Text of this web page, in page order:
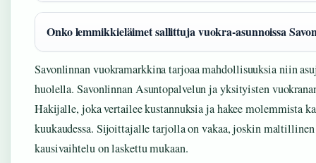
Onko lemmikkieläimet sallittuja vuokra-asunnoissa
Savonlinnan vuokramarkkina tarjoaa mahdollisuuksia niin
huolella. Savonlinnan Asuntopalvelun ja yksityisten
Hakijalle, joka vertailee kustannuksia ja hakee molemmista
kuukaudessa. Sijoittajalle tarjolla on vakaa, joskin
kausivaihtelu on laskettu mukaan.